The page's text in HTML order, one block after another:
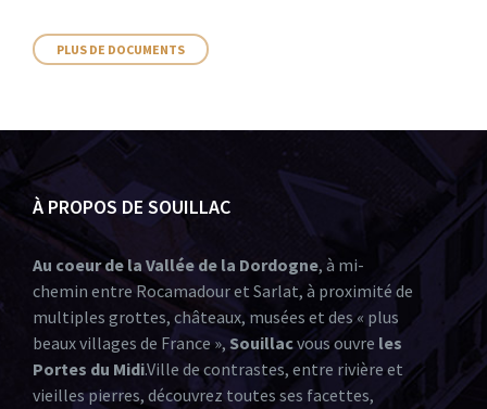
PLUS DE DOCUMENTS
À PROPOS DE SOUILLAC
Au coeur de la Vallée de la Dordogne, à mi-
chemin entre Rocamadour et Sarlat, à proximité de
multiples grottes, châteaux, musées et des « plus
beaux villages de France », Souillacvous ouvre les
Portes du Midi.Ville de contrastes, entre rivière et
vieilles pierres, découvrez toutes ses facettes,